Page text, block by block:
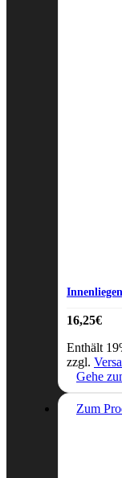
16,25€
Enthält
zzgl.
Gehe
Zum